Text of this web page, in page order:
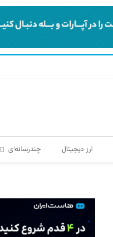
ارز دیجیتال چندرسانه‌ای